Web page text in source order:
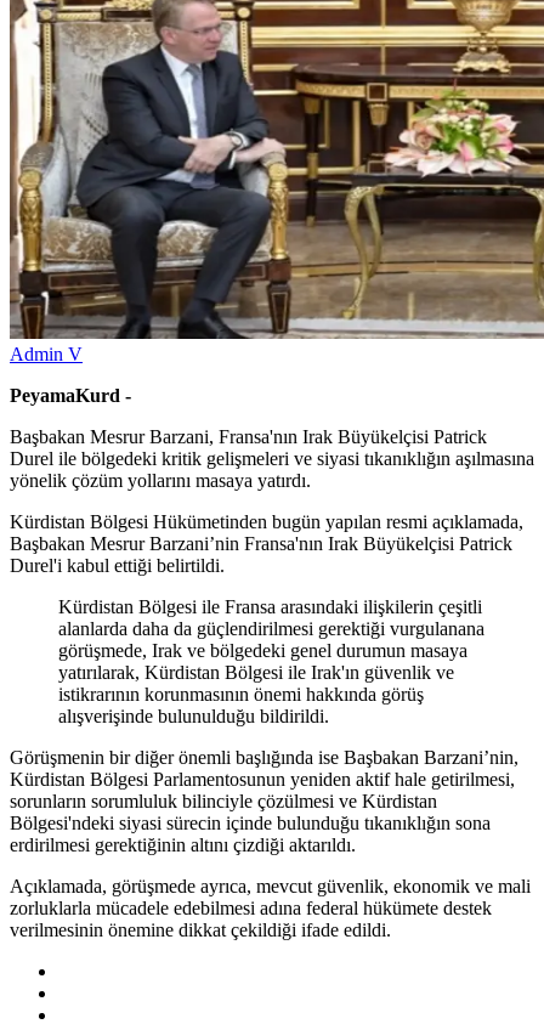
Admin V
PeyamaKurd -
Başbakan Mesrur Barzani, Fransa'nın Irak Büyükelçisi Patrick
Durel ile bölgedeki kritik gelişmeleri ve siyasi tıkanıklığın aşılmasına
yönelik çözüm yollarını masaya yatırdı.
Kürdistan Bölgesi Hükümetinden bugün yapılan resmi açıklamada,
Başbakan Mesrur Barzani’nin Fransa'nın Irak Büyükelçisi Patrick
Durel'i kabul ettiği belirtildi.
Kürdistan Bölgesi ile Fransa arasındaki ilişkilerin çeşitli
alanlarda daha da güçlendirilmesi gerektiği vurgulanana
görüşmede, Irak ve bölgedeki genel durumun masaya
yatırılarak, Kürdistan Bölgesi ile Irak'ın güvenlik ve
istikrarının korunmasının önemi hakkında görüş
alışverişinde bulunulduğu bildirildi.
Görüşmenin bir diğer önemli başlığında ise Başbakan Barzani’nin,
Kürdistan Bölgesi Parlamentosunun yeniden aktif hale getirilmesi,
sorunların sorumluluk bilinciyle çözülmesi ve Kürdistan
Bölgesi'ndeki siyasi sürecin içinde bulunduğu tıkanıklığın sona
erdirilmesi gerektiğinin altını çizdiği aktarıldı.
Açıklamada, görüşmede ayrıca, mevcut güvenlik, ekonomik ve mali
zorluklarla mücadele edebilmesi adına federal hükümete destek
verilmesinin önemine dikkat çekildiği ifade edildi.